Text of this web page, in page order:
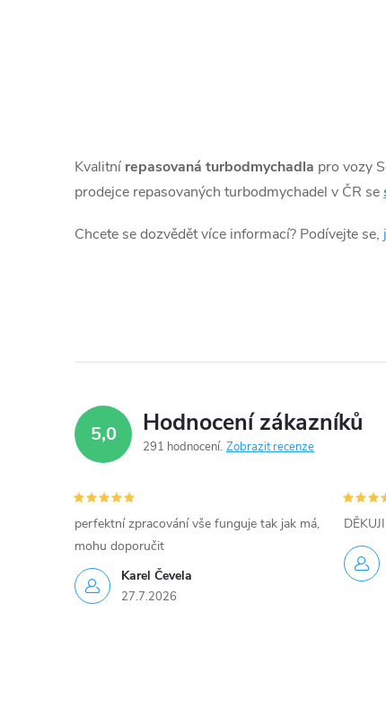
Kvalitní repasovaná turbodmychadla pro vozy
prodejce repasovaných turbodmychadel v ČR se
Chcete se dozvědět více informací? Podívejte se,
5,0 Hodnocení zákazníků
291 hodnocení Zobrazit recenze
Karel Čevela
27.7.2026
perfektní zpracování vše funguje tak jak má,
mohu doporučit